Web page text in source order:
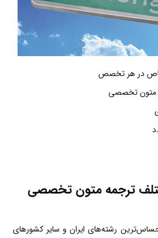
در هر تخصص
متون تخصصی
ترجمه متون تخصصی
رشته‌های ایران و سایر کشورهای